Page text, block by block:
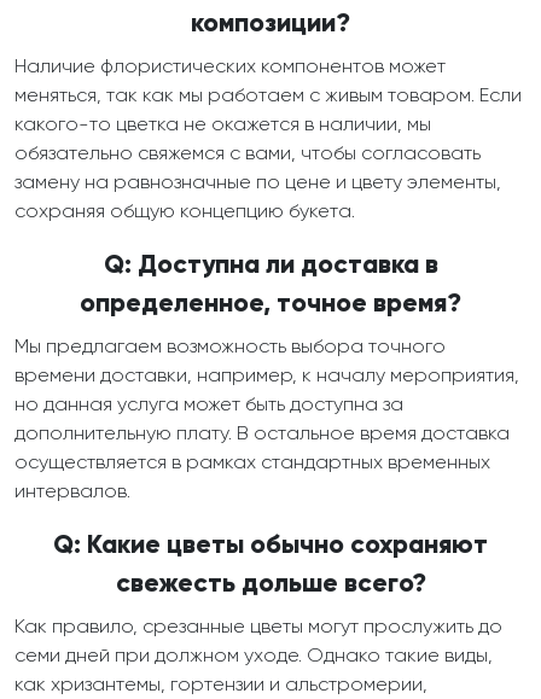
композиции?
Наличие флористических компонентов может
меняться, так как мы работаем с живым товаром. Если
какого-то цветка не окажется в наличии, мы
обязательно свяжемся с вами, чтобы согласовать
замену на равнозначные по цене и цвету элементы,
сохраняя общую концепцию букета.
Q: Доступна ли доставка в
определенное, точное время?
Мы предлагаем возможность выбора точного
времени доставки, например, к началу мероприятия,
но данная услуга может быть доступна за
дополнительную плату. В остальное время доставка
осуществляется в рамках стандартных временных
интервалов.
Q: Какие цветы обычно сохраняют
свежесть дольше всего?
Как правило, срезанные цветы могут прослужить до
семи дней при должном уходе. Однако такие виды,
как хризантемы, гортензии и альстромерии,